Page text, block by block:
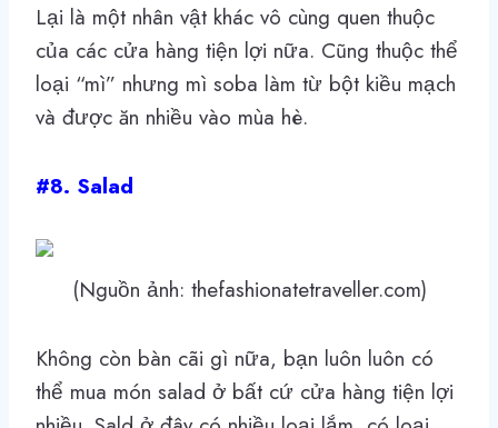
Lại là một nhân vật khác vô cùng quen thuộc
của các cửa hàng tiện lợi nữa. Cũng thuộc thể
loại “mì” nhưng mì soba làm từ bột kiều mạch
và được ăn nhiều vào mùa hè.
#8. Salad
(Nguồn ảnh: thefashionatetraveller.com)
Không còn bàn cãi gì nữa, bạn luôn luôn có
thể mua món salad ở bất cứ cửa hàng tiện lợi